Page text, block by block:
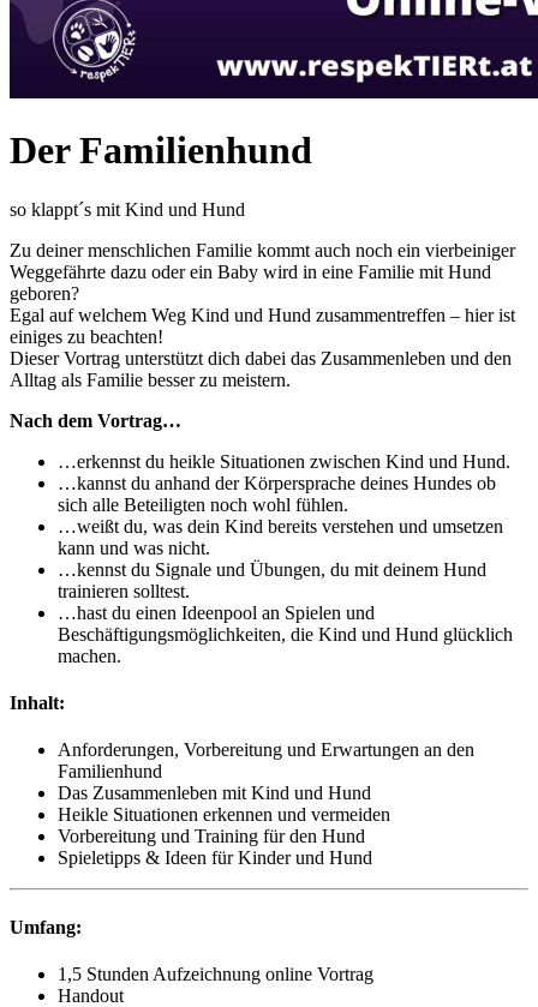
Der Familienhund
so klappt´s mit Kind und Hund
Zu deiner menschlichen Familie kommt auch noch ein vierbeiniger
Weggefährte dazu oder ein Baby wird in eine Familie mit Hund
geboren?
Egal auf welchem Weg Kind und Hund zusammentreffen – hier ist
einiges zu beachten!
Dieser Vortrag unterstützt dich dabei das Zusammenleben und den
Alltag als Familie besser zu meistern.
Nach dem Vortrag…
…erkennst du heikle Situationen zwischen Kind und Hund.
…kannst du anhand der Körpersprache deines Hundes ob
sich alle Beteiligten noch wohl fühlen.
…weißt du, was dein Kind bereits verstehen und umsetzen
kann und was nicht.
…kennst du Signale und Übungen, du mit deinem Hund
trainieren solltest.
…hast du einen Ideenpool an Spielen und
Beschäftigungsmöglichkeiten, die Kind und Hund glücklich
machen.
Inhalt:
Anforderungen, Vorbereitung und Erwartungen an den
Familienhund
Das Zusammenleben mit Kind und Hund
Heikle Situationen erkennen und vermeiden
Vorbereitung und Training für den Hund
Spieletipps & Ideen für Kinder und Hund
Umfang:
1,5 Stunden Aufzeichnung online Vortrag
Handout